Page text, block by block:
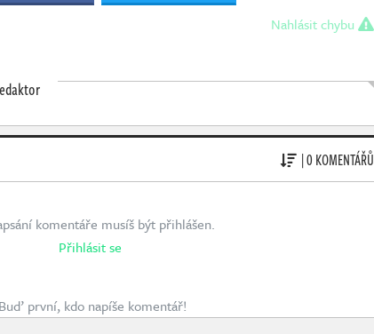
Nahlásit chybu
| 0 KOMENTÁŘŮ
komentáře musíš být přihlášen.
Přihlásit se
Buď první, kdo napíše komentář!